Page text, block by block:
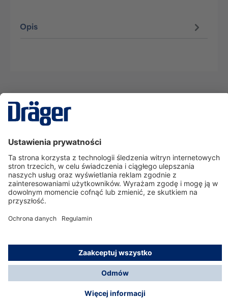
Opis
Serwisowa linia hotline
O nas
Korzystanie ze sklepu
© Dräger Polska Sp. z o.o., 2025
*Wszystkie ceny bez VAT, na warunkach opisanych w